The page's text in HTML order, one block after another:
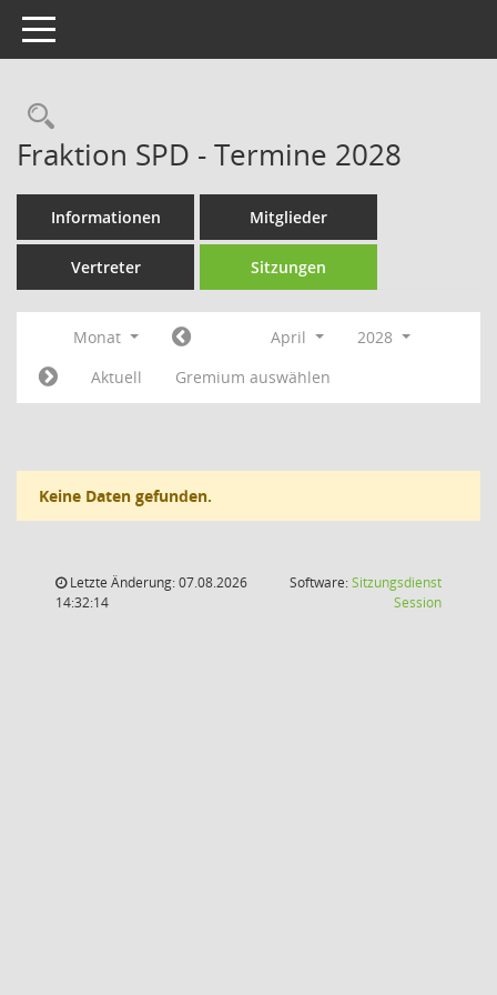
Toggle navigation
Rechercheauswahl
Fraktion SPD - Termine 2028
Informationen Mitglieder
Vertreter Sitzungen
Monat April
2028
Aktuell
Gremium auswählen
Keine Daten gefunden.
Letzte Änderung: 07.08.2026
14:32:14
Software:Sitzungsdienst
Session(Wird in